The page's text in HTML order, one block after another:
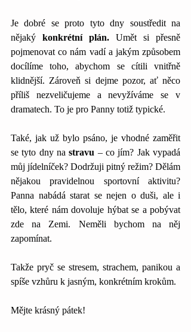
Je dobré se proto tyto dny soustředit na
nějaký konkrétní plán. Umět si přesně
pojmenovat co nám vadí a jakým způsobem
docílíme toho, abychom se cítili vnitřně
klidnější. Zároveň si dejme pozor, ať něco
příliš nezveličujeme a nevyžíváme se v
dramatech. To je pro Panny totiž typické.
Také, jak už bylo psáno, je vhodné zaměřit
se tyto dny na stravu – co jím? Jak vypadá
můj jídelníček? Dodržuji pitný režim? Dělám
nějakou pravidelnou sportovní aktivitu?
Panna nabádá starat se nejen o duši, ale i
tělo, které nám dovoluje hýbat se a pobývat
zde na Zemi. Neměli bychom na něj
zapomínat.
Takže pryč se stresem, strachem, panikou a
spíše vzhůru k jasným, konkrétním krokům.
Mějte krásný pátek!